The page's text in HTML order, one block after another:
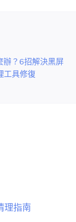
辦？6招解決黑屏
工具修復
理指南